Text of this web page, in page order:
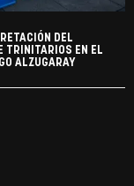
DEL
TRINITARIOS EN EL
ALZUGARAY